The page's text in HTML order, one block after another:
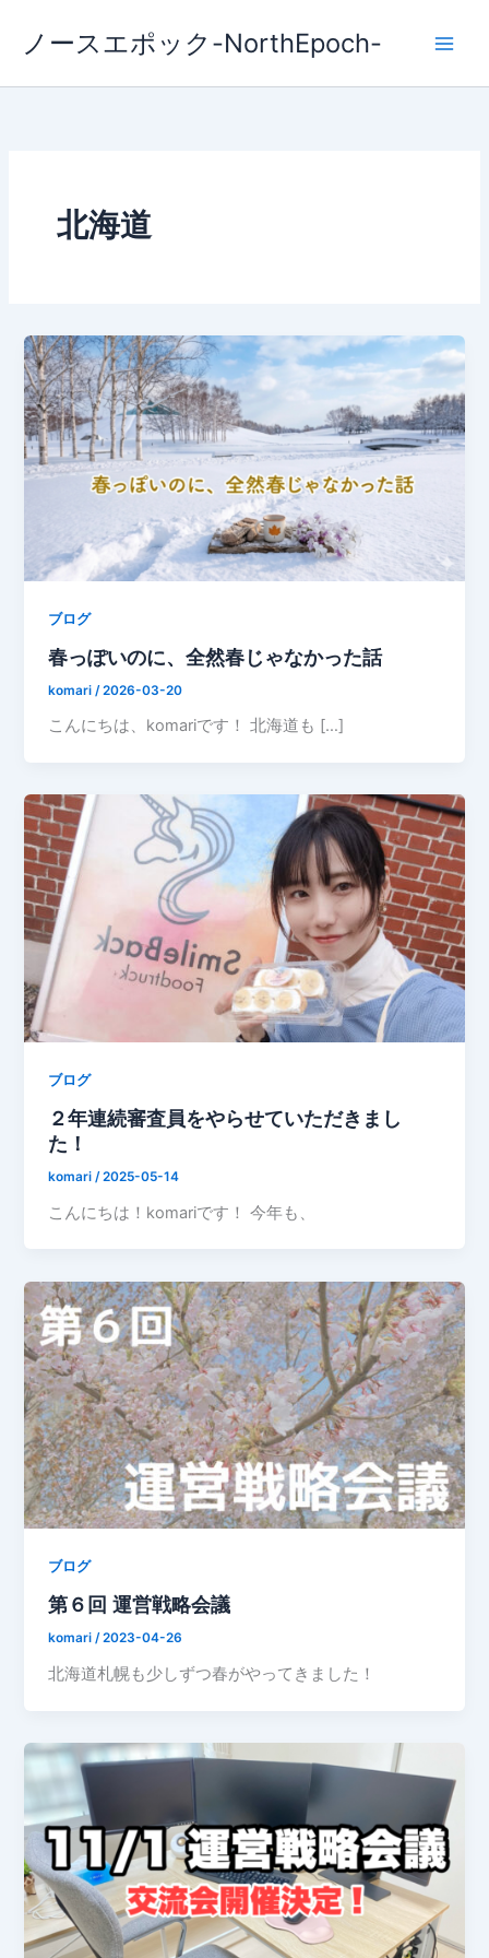
ス
ノースエポック-NorthEpoch-
北海道
ブログ
春っぽいのに、全然春じゃなかった話
komari /2026-03-20
こんにちは、komariです！ 北海道も […]
ブログ
２年連続審査員をやらせていただきまし
た！
komari /2025-05-14
こんにちは！komariです！ 今年も、
ブログ
第６回 運営戦略会議
komari/2023-04-26
北海道札幌も少しずつ春がやってきました！